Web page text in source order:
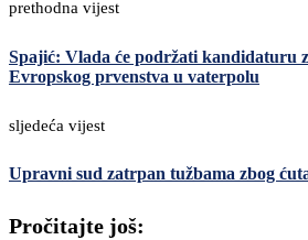
prethodna vijest
Spajić: Vlada će podržati kandidaturu
Evropskog prvenstva u vaterpolu
sljedeća vijest
Upravni sud zatrpan tužbama zbog
Pročitajte još: